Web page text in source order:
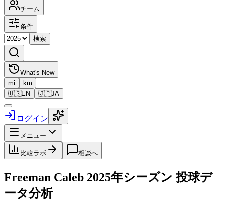
チーム
条件
検索
What's New
mi
km
🇺🇸EN 🇯🇵JA
ログイン
メニュー
比較ラボ 相談へ
Freeman Caleb 2025年シーズン 投球デ
ータ分析